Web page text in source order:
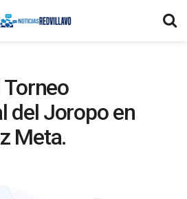
del Joropo en
Meta.